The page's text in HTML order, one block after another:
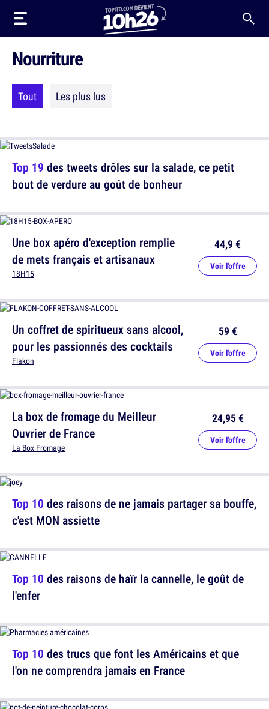
Nourriture
Tout Les plus lus
Top 19 des tweets drôles sur la salade, ce petit
bout de verdure au goût de bonheur
Une box apéro d'exception remplie
de mets français et artisanaux
18H15
44,9 €
Voir l'offre
La box de fromage du Meilleur
Ouvrier de France
La Box Fromage
24,95 €
Voir l'offre
Top 10 des raisons de haïr la cannelle, le goût de
l'enfer
Un coffret de spiritueux sans alcool,
pour les passionnés des cocktails
Flakon
59 €
Voir l'offre
Top 10 des raisons de ne jamais partager sa bouffe,
c'est MON assiette
Top 10 des trucs que font les Américains et que
l'on ne comprendra jamais en France